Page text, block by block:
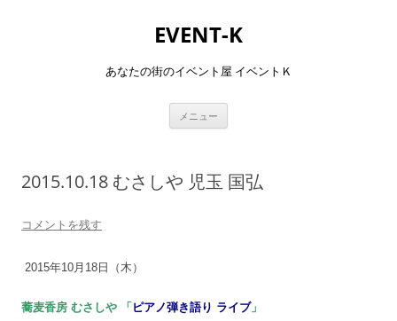
EVENT-K
あなたの街のイベント屋 イベントＫ
メニュー
2015.10.18 むさしや 児玉 国弘
コメントを残す
2015年10月18日（木）
蕎麦香房 むさしや 「 ピアノ弾き語り ライブ」